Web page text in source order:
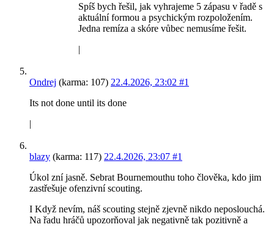
Spíš bych řešil, jak vyhrajeme 5 zápasu v řadě s
aktuální formou a psychickým rozpoložením.
Jedna remíza a skóre vůbec nemusíme řešit.
|
Ondrej (karma: 107) 22.4.2026, 23:02 #1
Its not done until its done
|
blazy (karma: 117) 22.4.2026, 23:07 #1
Úkol zní jasně. Sebrat Bournemouthu toho člověka, kdo jim
zastřešuje ofenzivní scouting.
I Když nevím, náš scouting stejně zjevně nikdo neposlouchá.
Na řadu hráčů upozorňoval jak negativně tak pozitivně a